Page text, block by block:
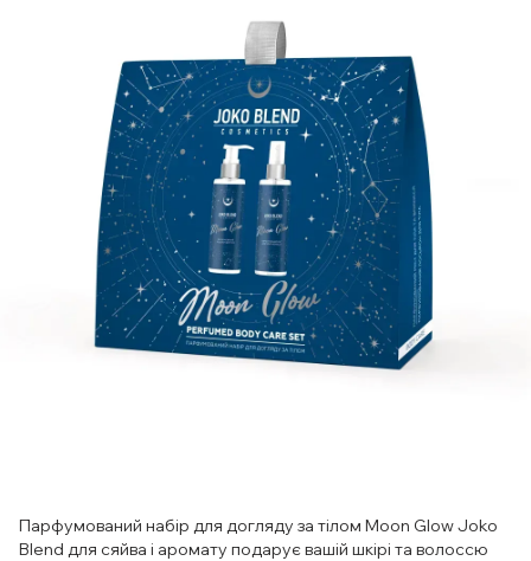
Парфумований набір для догляду за тілом Moon Glow Joko
Blend для сяйва і аромату подарує вашій шкірі та волоссю